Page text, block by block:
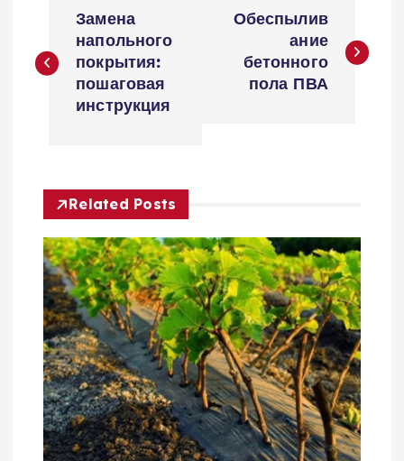
а
в
г
а
ц
и
я
п
о
Замена
напольного
покрытия:
пошаговая
инструкция
Обеспылив
ание
бетонного
пола ПВА
Related Posts